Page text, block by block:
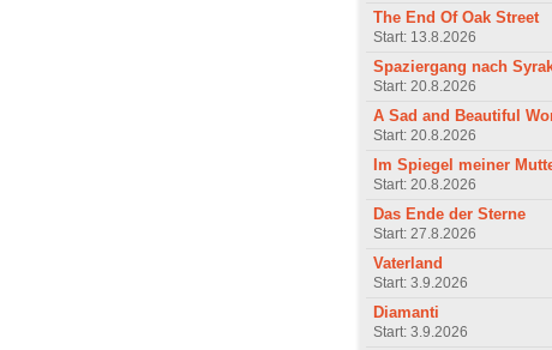
The End Of Oak Street
Start: 13.8.2026
Spaziergang nach
Start: 20.8.2026
A Sad and Beautiful
Start: 20.8.2026
Im Spiegel meiner
Start: 20.8.2026
Das Ende der Sterne
Start: 27.8.2026
Vaterland
Start: 3.9.2026
Diamanti
Start: 3.9.2026